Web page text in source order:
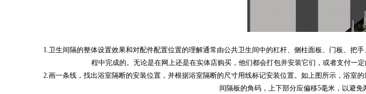
1.卫生间隔的整体设置效果和对配件配置位置的理解通常由公共卫生间中的杠杆、侧柱面板、门板、
程中完成的。无论是在网上还是在实体店购买，他们都会打包并安装它们，或者支付一
2.画一条线，找出浴室隔断的安装位置，并根据浴室隔断的尺寸用线标记安装位置。如上图所示，浴
间隔板的角码，上下部分应偏移5毫米，以避